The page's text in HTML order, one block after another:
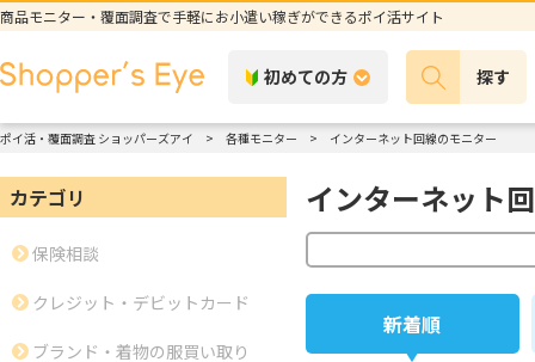
商品モニター・覆面調査で手軽にお小遣い稼ぎができるポイ活サイト
初めての方 探す
ポイ活・覆面調査 ショッパーズアイ 各種モニター インターネット回線のモニター
カテゴリ
保険相談
クレジット・デビットカード
ブランド・着物の服買い取り
インターネット
新着順